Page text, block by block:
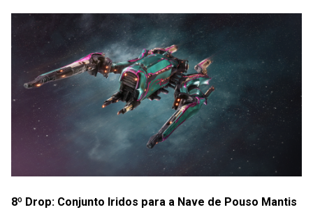
8º Drop: Conjunto Iridos para a Nave de Pouso Mantis